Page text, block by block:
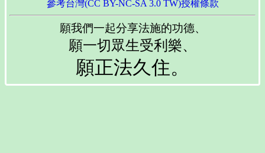
參考台灣(CC BY-NC-SA 3.0 TW)授權條款
願我們一起分享法施的功德、
願一切眾生受利樂、
願正法久住。